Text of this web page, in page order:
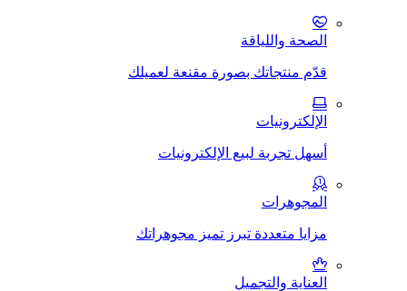
الصحة واللياقة
قدّم منتجاتك بصورة مقنعة لعميلك
الإلكترونيات
أسهل تجربة لبيع الإلكترونيات
المجوهرات
مزايا متعددة تبرز تميز مجوهراتك
العناية والتجميل